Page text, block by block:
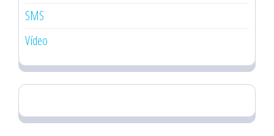
SMS
Vídeo